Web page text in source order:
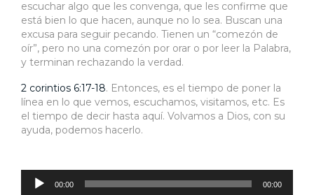
escuchar algo que les convenga, que les confirme que
está bien lo que hacen, aunque no lo sea. Buscan una
excusa para seguir pecando. Tienen un “comezón de
oír”, pero no una comezón por orar o por leer la Palabra,
y terminan rechazando la verdad.
2 corintios 6:17-18. Entonces, es el tiempo de poner la
línea en lo que vemos, escuchamos, visitamos, etc. Es
el tiempo de decir hasta aquí. Volvamos a Dios, con su
ayuda, podemos hacerlo.
Reproductor
audio 00:00 00:00